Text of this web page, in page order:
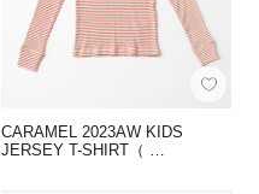
CARAMEL 2023AW KIDS
JERSEY T-SHIRT（ …